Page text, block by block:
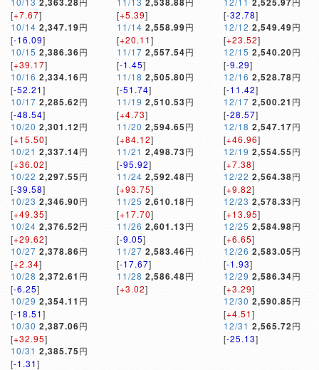
[+7.67]
10/14 2,347.19円
[-16.09]
10/15 2,386.36円
[+39.17]
10/16 2,334.16円
[-52.21]
10/17 2,285.62円
[-48.54]
10/20 2,301.12円
[+15.50]
10/21 2,337.14円
[+36.02]
10/22 2,297.55円
[-39.58]
10/23 2,346.90円
[+49.35]
10/24 2,376.52円
[+29.62]
10/27 2,378.86円
[+2.34]
10/28 2,372.61 円
[-6.25]
10/29 2,354.11 円
[-18.51]
10/30 2,387.06円
[+32.95]
10/31 2,385.75円
[-1.31]
[+5.39]
11/14 2,558.99円
[+20.11]
11/17 2,557.54円
[-1.45]
11/18 2,505.80円
[-51.74]
11/19 2,510.53円
[+4.73]
11/20 2,594.65円
[+84.12]
11/21 2,498.73円
[-95.92]
11/24 2,592.48円
[+93.75]
11/25 2,610.18円
[+17.70]
11/26 2,601.13円
[-9.05]
11/27 2,583.46円
[-17.67]
11/28 2,586.48円
[+3.02]
[-32.78]
12/12 2,549.49円
[+23.52]
12/15 2,540.20円
[-9.29]
12/16 2,528.78円
[-11.42]
12/17 2,500.21 円
[-28.57]
12/18 2,547.17円
[+46.96]
12/19 2,554.55円
[+7.38]
12/22 2,564.38円
[+9.82]
12/23 2,578.33円
[+13.95]
12/25 2,584.98円
[+6.65]
12/26 2,583.05円
[-1.93]
12/29 2,586.34円
[+3.29]
12/30 2,590.85円
[+4.51]
12/31 2,565.72円
[-25.13]